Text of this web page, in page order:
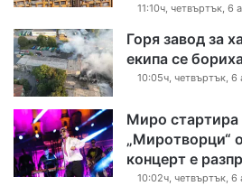
11:10ч, четвъртък, 6
Горя завод за
екипа се
10:05ч, четвъртък, 6
Миро стартира
„Миротворци“
концерт е
10:02ч, четвъртък, 6